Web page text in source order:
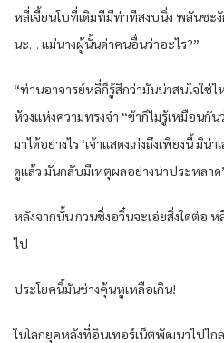
หลี่เจี้ยนโบที่เดิมทีมีท่าทีสงบนิ่ง พลันชะ
นะ… แม่นางผู้นั้นด่าคนอื่นว่าอะไร?”
“ท่านอาจารย์หลี่ก็รู้สึกว่ามันน่าสนใจใช่ไ
ห้วงแห่งความทรงจำ “ข้าก็ไม่รู้เหมือนกั
มาได้อย่างไร ‘เจ้าแสดงเก่งถึงเพียงนี้ มิน่
ดูแล้ว มันกลับมีเหตุผลอย่างน่าประหลาด
หลังจากนั้น กวนชิ่งอวิ๋นจะเอ่ยสิ่งใดต่อ
ไป
ประโยคนี้มันช่างคุ้นหูเหลือเกิน!
ในโลกยุคหลังที่อินเทอร์เน็ตพัฒนาไปไ